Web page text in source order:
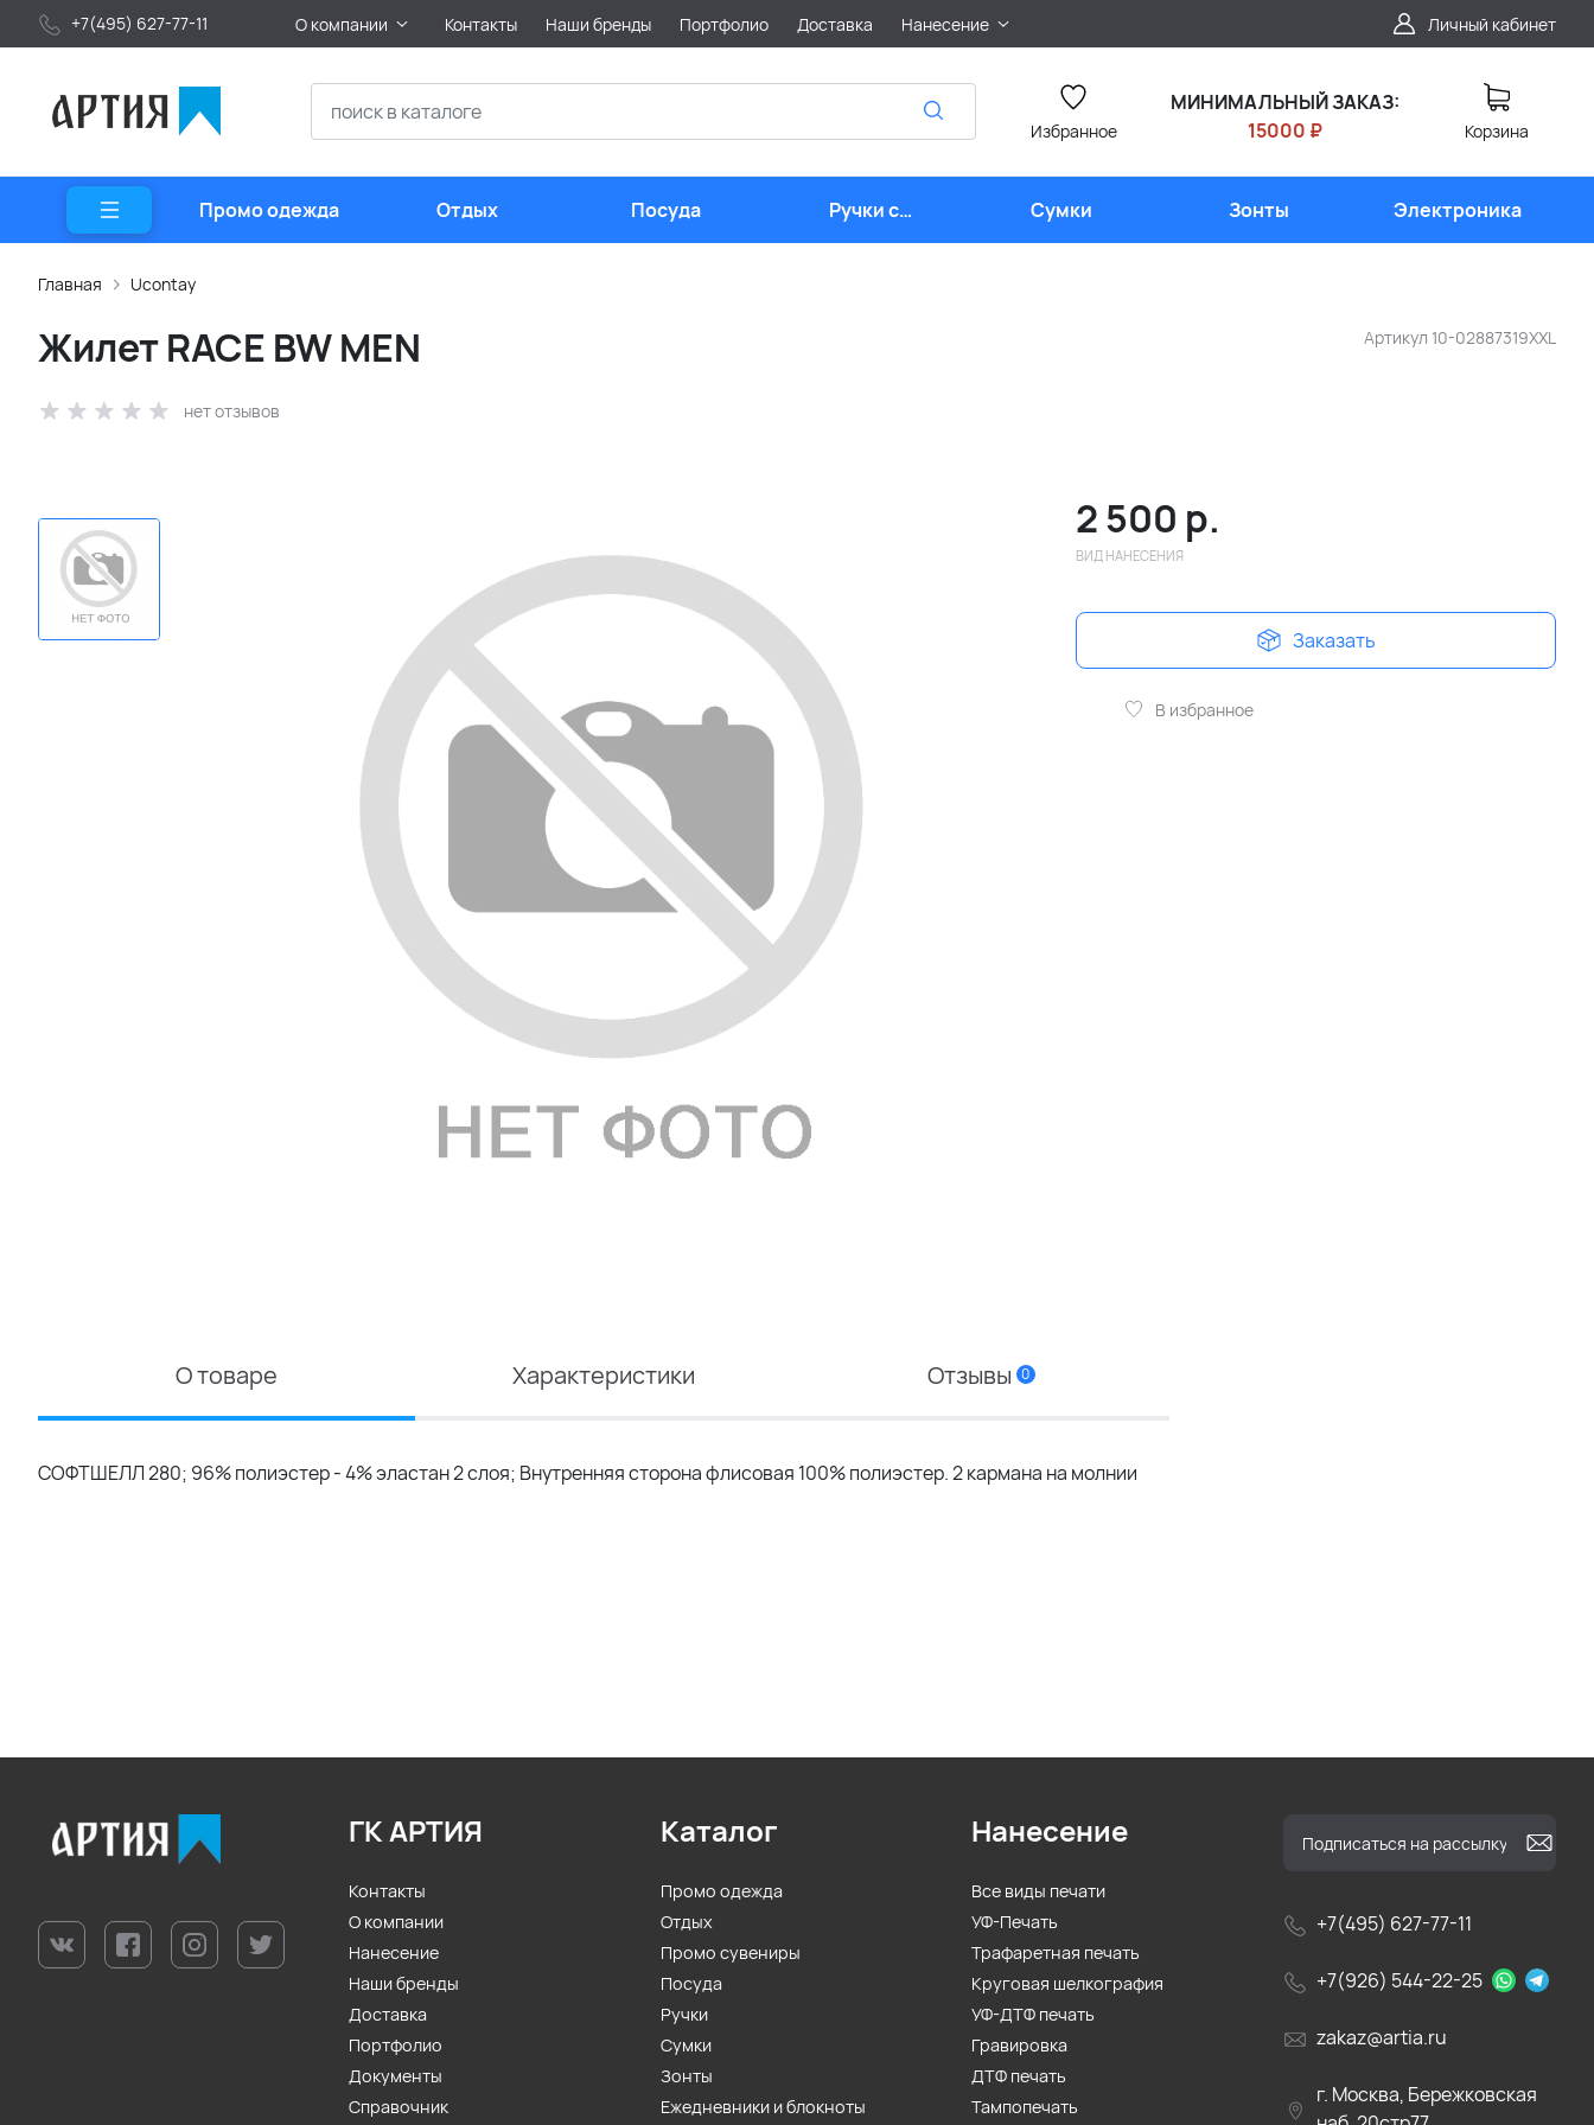
+7(495) 627-77-11 О компании Контакты Наши бренды Портфолио Доставка Нанесение Личный кабинет
Избранное
МИНИМАЛЬНЫЙ ЗАКАЗ:
15000 ₽
Корзина
Промо одежда Отдых Посуда
Ручки с
логотипом
Сумки Зонты Электроника
Главная Ucontay
Артикул 10-02887319XXL
Жилет RACE BW MEN
нет отзывов
2 500 р.
ВИД НАНЕСЕНИЯ
Заказать
В избранное
О товаре Характеристики Отзывы 0
СОФТШЕЛЛ 280; 96% полиэстер - 4% эластан 2 слоя; Внутренняя сторона флисовая 100% полиэстер. 2 кармана на молнии
+7(495) 627-77-11
+7(926) 544-22-25
zakaz@artia.ru
г. Москва, Бережковская
ГК АРТИЯ
Контакты
О компании
Нанесение
Наши бренды
Доставка
Портфолио
Документы
Справочник
Каталог
Промо одежда
Отдых
Промо сувениры
Посуда
Ручки
Сумки
Зонты
Ежедневники и блокноты
Нанесение
Все виды печати
УФ-Печать
Трафаретная печать
Круговая шелкография
УФ-ДТФ печать
Гравировка
ДТФ печать
Тампопечать